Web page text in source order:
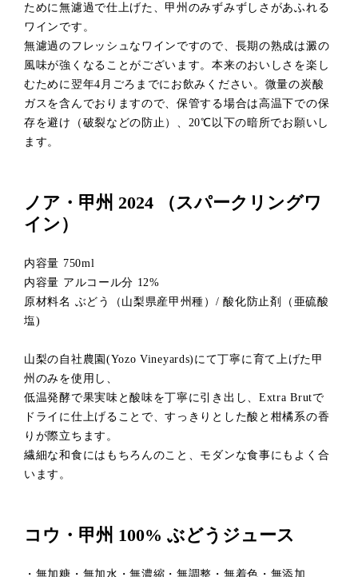
ために無濾過で仕上げた、甲州のみずみずしさがあふれる
ワインです。
無濾過のフレッシュなワインですので、長期の熟成は澱の
風味が強くなることがございます。本来のおいしさを楽し
むために翌年4月ごろまでにお飲みください。微量の炭酸
ガスを含んでおりますので、保管する場合は高温下での保
存を避け（破裂などの防止）、20℃以下の暗所でお願いし
ます。
ノア・甲州 2024 （スパークリングワ
イン）
内容量 750ml
内容量 アルコール分 12%
原材料名 ぶどう（山梨県産甲州種）/ 酸化防止剤（亜硫酸
塩)
山梨の自社農園(Yozo Vineyards)にて丁寧に育て上げた甲
州のみを使用し、
低温発酵で果実味と酸味を丁寧に引き出し、Extra Brutで
ドライに仕上げることで、すっきりとした酸と柑橘系の香
りが際立ちます。
繊細な和食にはもちろんのこと、モダンな食事にもよく合
います。
コウ・甲州 100% ぶどうジュース
・無加糖・無加水・無濃縮・無調整・無着色・無添加